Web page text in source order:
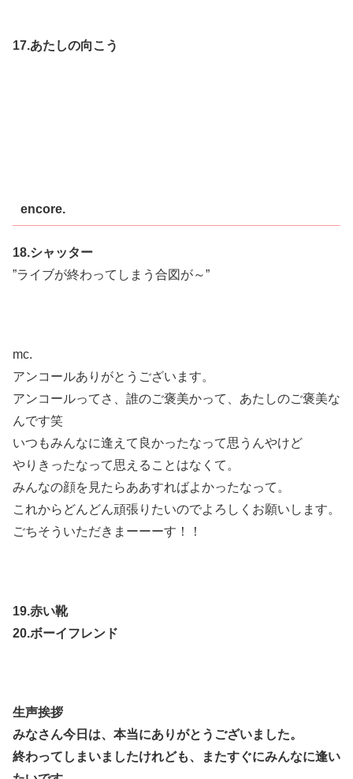
17.あたしの向こう
encore.
18.シャッター
”ライブが終わってしまう合図が～”
mc.
アンコールありがとうございます。
アンコールってさ、誰のご褒美かって、あたしのご褒美な
んです笑
いつもみんなに逢えて良かったなって思うんやけど
やりきったなって思えることはなくて。
みんなの顔を見たらああすればよかったなって。
これからどんどん頑張りたいのでよろしくお願いします。
ごちそういただきまーーーす！！
19.赤い靴
20.ボーイフレンド
生声挨拶
みなさん今日は、本当にありがとうございました。
終わってしまいましたけれども、またすぐにみんなに逢い